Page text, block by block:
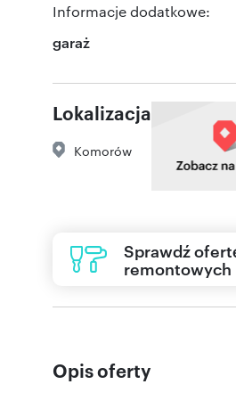
Informacje dodatkowe:
garaż
Lokalizacja
Komorów
Sprawdź
remontowych
Opis oferty